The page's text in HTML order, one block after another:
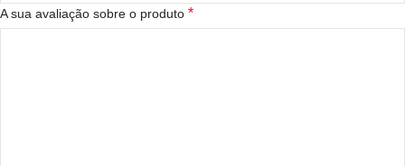
A sua avaliação sobre o produto *